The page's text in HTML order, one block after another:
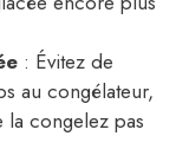
: Évitez de
au congélateur,
congelez pas